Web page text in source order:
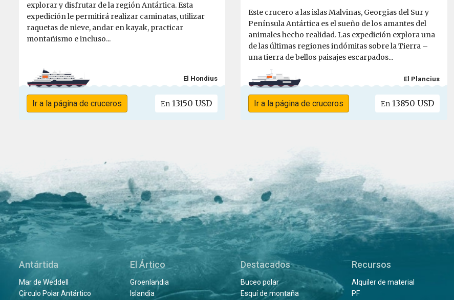
explorar y disfrutar de la región Antártica. Esta
expedición le permitirá realizar caminatas, utilizar
raquetas de nieve, andar en kayak, practicar
montañismo e incluso...
El Hondius
Ir a la página de cruceros En 13150 USD
Este crucero a las islas Malvinas, Georgias del Sur y
Península Antártica es el sueño de los amantes del
animales hecho realidad. Las expedición explora una
de las últimas regiones indómitas sobre la Tierra –
una tierra de bellos paisajes escarpados...
El Plancius
Ir a la página de cruceros En13850 USD
Antártida
Mar de Weddell
Círculo Polar Antártico
El Ártico
Groenlandia
Islandia
Destacados
Buceo polar
Esquí de montaña
Recursos
Alquiler de material
PF